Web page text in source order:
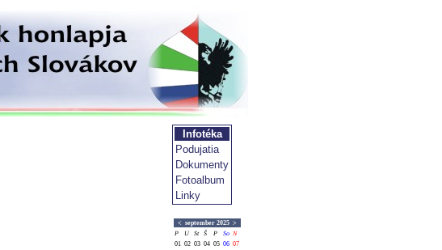
Infotéka
Podujatia
Dokumenty
Fotoalbum
Linky
< september 2025 >
P
U St Š P So N
01 02 03 04 05 06 07